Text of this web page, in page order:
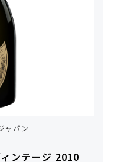
ャパン
ンテージ 2010